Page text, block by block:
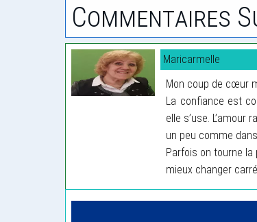
Commentaires
Maricarmelle
Mon coup de cœur
La confiance est
elle s’use.
un peu comme
Parfois on tourne la
mieux changer